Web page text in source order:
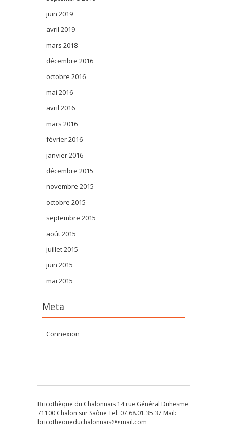
juin 2019
avril 2019
mars 2018
décembre 2016
octobre 2016
mai 2016
avril 2016
mars 2016
février 2016
janvier 2016
décembre 2015
novembre 2015
octobre 2015
septembre 2015
août 2015
juillet 2015
juin 2015
mai 2015
Meta
Connexion
Bricothèque du Chalonnais 14 rue Général Duhesme
71100 Chalon sur Saône Tel: 07.68.01.35.37 Mail:
bricothequeduchalonnais@gmail.com